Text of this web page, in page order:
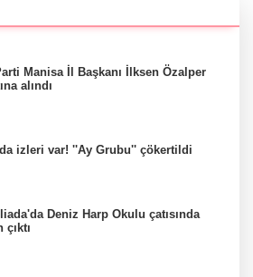
Manisa İl Başkanı İlksen Özalper
alındı
izleri var! ''Ay Grubu'' çökertildi
Deniz Harp Okulu çatısında
çıktı